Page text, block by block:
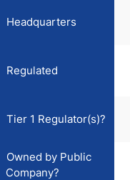
Headquarters
Regulated
Tier 1 Regulator(s)?
Owned by Public
Company?